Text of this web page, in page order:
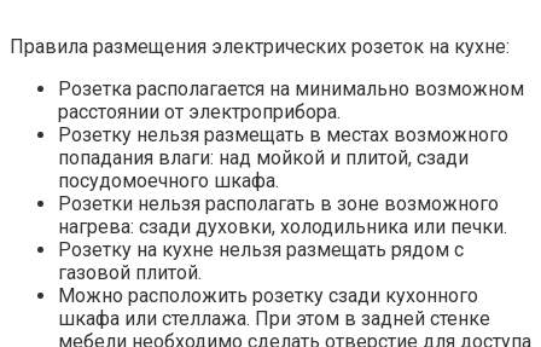
Правила размещения электрических розеток на кухне:
Розетка располагается на минимально возможном
расстоянии от электроприбора.
Розетку нельзя размещать в местах возможного
попадания влаги: над мойкой и плитой, сзади
посудомоечного шкафа.
Розетки нельзя располагать в зоне возможного
нагрева: сзади духовки, холодильника или печки.
Розетку на кухне нельзя размещать рядом с
газовой плитой.
Можно расположить розетку сзади кухонного
шкафа или стеллажа. При этом в задней стенке
мебели необходимо сделать отверстие для доступа